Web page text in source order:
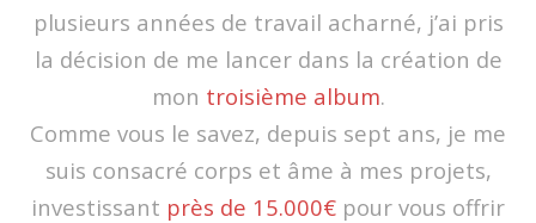
plusieurs années de travail acharné, j’ai pris
la décision de me lancer dans la création de
mon troisième album.
Comme vous le savez, depuis sept ans, je me
suis consacré corps et âme à mes projets,
investissant près de 15.000€ pour vous offrir